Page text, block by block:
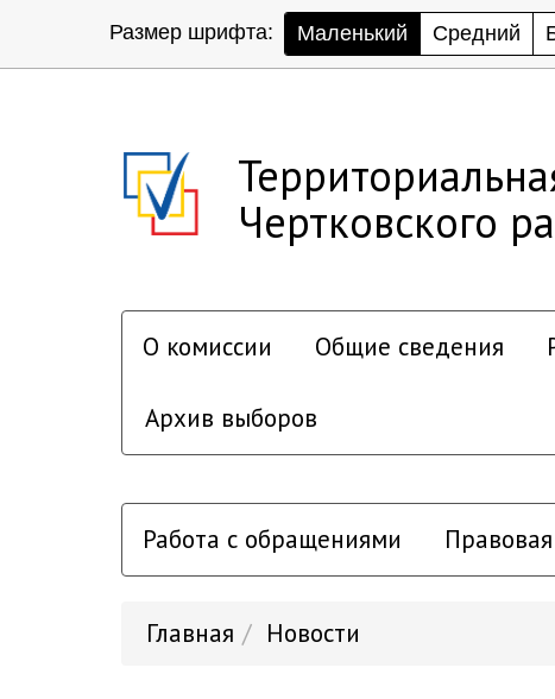
Размер шрифта: Маленький Средний
Чертковского
О комиссии Общие сведения
Архив выборов
Работа с обращениями
Главная Новости